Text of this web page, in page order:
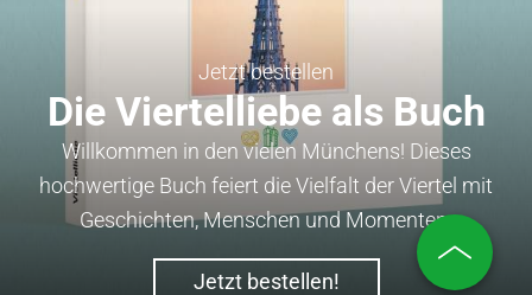
Jetzt bestellen
Die Viertelliebe als Buch
Willkommen in den vielen Münchens! Dieses
hochwertige Buch feiert die Vielfalt der Viertel mit
Geschichten, Menschen und Momenten.
Jetzt bestellen!